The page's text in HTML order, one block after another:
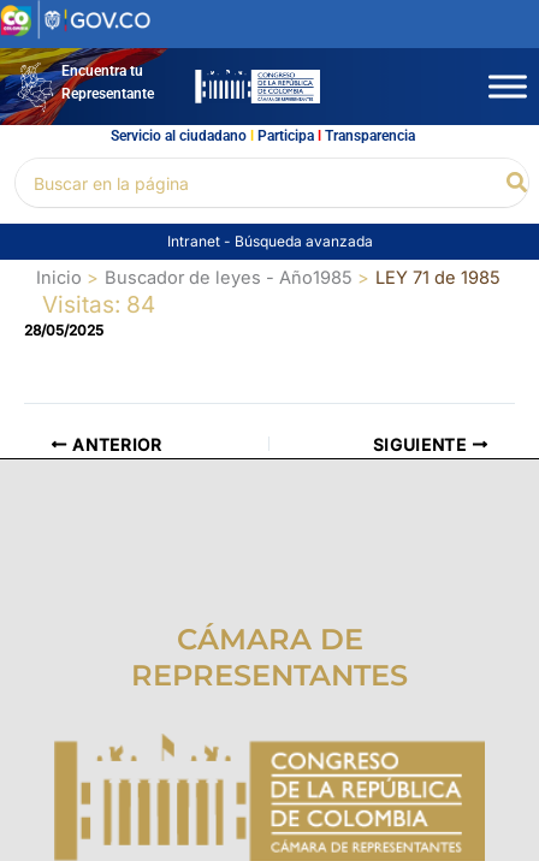
Ir
al
contenidoEncuentra tu
Representante
Servicio al ciudadano l Participal Transparencia
por:
Intranet - Búsqueda avanzada
Inicio Buscador de leyes - Año1985 LEY 71 de 1985
Visitas: 84
28/05/2025
ANTERIOR SIGUIENTE
CÁMARA DE
REPRESENTANTES